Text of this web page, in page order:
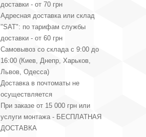
доставки - от 70 грн
Адресная доставка или склад
"SAT": по тарифам службы
доставки - от 60 грн
Самовывоз со склада с 9:00 до
16:00 (Киев, Днепр, Харьков,
Львов, Одесса)
Доставка в почтоматы не
осуществляется
При заказе от 15 000 грн или
услуги монтажа - БЕСПЛАТНАЯ
ДОСТАВКА